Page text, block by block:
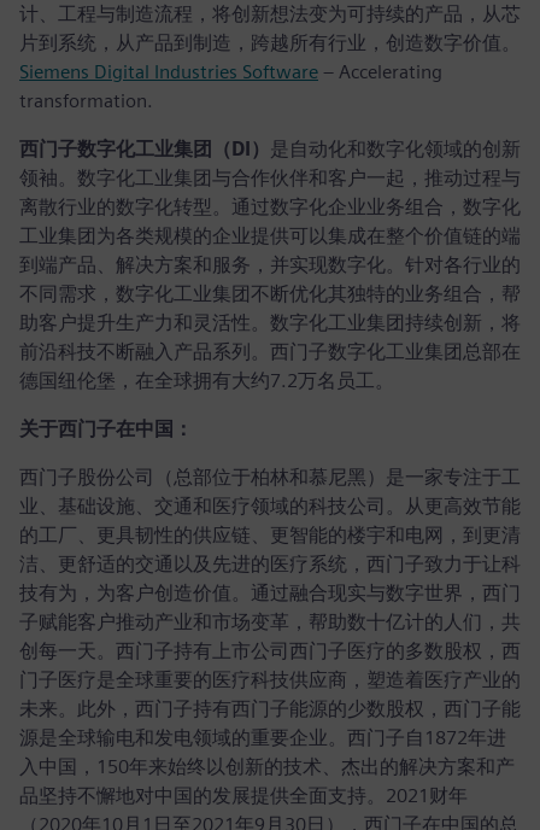
计、工程与制造流程，将创新想法变为可持续的产品，从芯
片到系统，从产品到制造，跨越所有行业，创造数字价值。
Siemens Digital Industries Software – Accelerating
transformation.
西门子数字化工业集团（DI） 是自动化和数字化领域的创新
领袖。数字化工业集团与合作伙伴和客户一起，推动过程与
离散行业的数字化转型。通过数字化企业业务组合，数字化
工业集团为各类规模的企业提供可以集成在整个价值链的端
到端产品、解决方案和服务，并实现数字化。针对各行业的
不同需求，数字化工业集团不断优化其独特的业务组合，帮
助客户提升生产力和灵活性。数字化工业集团持续创新，将
前沿科技不断融入产品系列。西门子数字化工业集团总部在
德国纽伦堡，在全球拥有大约7.2万名员工。
关于西门子在中国：
西门子股份公司（总部位于柏林和慕尼黑）是一家专注于工
业、基础设施、交通和医疗领域的科技公司。从更高效节能
的工厂、更具韧性的供应链、更智能的楼宇和电网，到更清
洁、更舒适的交通以及先进的医疗系统，西门子致力于让科
技有为，为客户创造价值。通过融合现实与数字世界，西门
子赋能客户推动产业和市场变革，帮助数十亿计的人们，共
创每一天。西门子持有上市公司西门子医疗的多数股权，西
门子医疗是全球重要的医疗科技供应商，塑造着医疗产业的
未来。此外，西门子持有西门子能源的少数股权，西门子能
源是全球输电和发电领域的重要企业。西门子自1872年进
入中国，150年来始终以创新的技术、杰出的解决方案和产
品坚持不懈地对中国的发展提供全面支持。2021财年
（2020年10月1日至2021年9月30日），西门子在中国的总